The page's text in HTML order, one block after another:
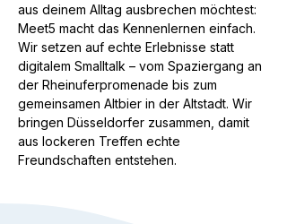
aus deinem Alltag ausbrechen möchtest:
Meet5 macht das Kennenlernen einfach.
Wir setzen auf echte Erlebnisse statt
digitalem Smalltalk – vom Spaziergang an
der Rheinuferpromenade bis zum
gemeinsamen Altbier in der Altstadt. Wir
bringen Düsseldorfer zusammen, damit
aus lockeren Treffen echte
Freundschaften entstehen.